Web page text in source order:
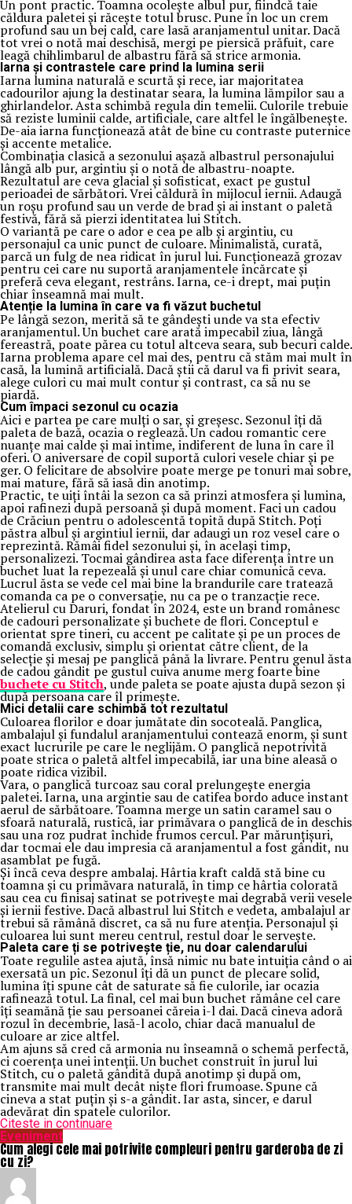
Un pont practic. Toamna ocolește albul pur, fiindcă taie
căldura paletei și răcește totul brusc. Pune în loc un crem
profund sau un bej cald, care lasă aranjamentul unitar. Dacă
tot vrei o notă mai deschisă, mergi pe piersică prăfuit, care
leagă chihlimbarul de albastru fără să strice armonia.
Iarna și contrastele care prind la lumina serii
Iarna lumina naturală e scurtă și rece, iar majoritatea
cadourilor ajung la destinatar seara, la lumina lămpilor sau a
ghirlandelor. Asta schimbă regula din temelii. Culorile trebuie
să reziste luminii calde, artificiale, care altfel le îngălbenește.
De-aia iarna funcționează atât de bine cu contraste puternice
și accente metalice.
Combinația clasică a sezonului așază albastrul personajului
lângă alb pur, argintiu și o notă de albastru-noapte.
Rezultatul are ceva glacial și sofisticat, exact pe gustul
perioadei de sărbători. Vrei căldură în mijlocul iernii. Adaugă
un roșu profund sau un verde de brad și ai instant o paletă
festivă, fără să pierzi identitatea lui Stitch.
O variantă pe care o ador e cea pe alb și argintiu, cu
personajul ca unic punct de culoare. Minimalistă, curată,
parcă un fulg de nea ridicat în jurul lui. Funcționează grozav
pentru cei care nu suportă aranjamentele încărcate și
preferă ceva elegant, restrâns. Iarna, ce-i drept, mai puțin
chiar înseamnă mai mult.
Atenție la lumina în care va fi văzut buchetul
Pe lângă sezon, merită să te gândești unde va sta efectiv
aranjamentul. Un buchet care arată impecabil ziua, lângă
fereastră, poate părea cu totul altceva seara, sub becuri calde.
Iarna problema apare cel mai des, pentru că stăm mai mult în
casă, la lumină artificială. Dacă știi că darul va fi privit seara,
alege culori cu mai mult contur și contrast, ca să nu se
piardă.
Cum împaci sezonul cu ocazia
Aici e partea pe care mulți o sar, și greșesc. Sezonul îți dă
paleta de bază, ocazia o reglează. Un cadou romantic cere
nuanțe mai calde și mai intime, indiferent de luna în care îl
oferi. O aniversare de copil suportă culori vesele chiar și pe
ger. O felicitare de absolvire poate merge pe tonuri mai sobre,
mai mature, fără să iasă din anotimp.
Practic, te uiți întâi la sezon ca să prinzi atmosfera și lumina,
apoi rafinezi după persoană și după moment. Faci un cadou
de Crăciun pentru o adolescentă topită după Stitch. Poți
păstra albul și argintiul iernii, dar adaugi un roz vesel care o
reprezintă. Rămâi fidel sezonului și, în același timp,
personalizezi. Tocmai gândirea asta face diferența între un
buchet luat la repezeală și unul care chiar comunică ceva.
Lucrul ăsta se vede cel mai bine la brandurile care tratează
comanda ca pe o conversație, nu ca pe o tranzacție rece.
Atelierul cu Daruri, fondat în 2024, este un brand românesc
de cadouri personalizate și buchete de flori. Conceptul e
orientat spre tineri, cu accent pe calitate și pe un proces de
comandă exclusiv, simplu și orientat către client, de la
selecție și mesaj pe panglică până la livrare. Pentru genul ăsta
de cadou gândit pe gustul cuiva anume merg foarte bine
buchete cu Stitch, unde paleta se poate ajusta după sezon și
după persoana care îl primește.
Mici detalii care schimbă tot rezultatul
Culoarea florilor e doar jumătate din socoteală. Panglica,
ambalajul și fundalul aranjamentului contează enorm, și sunt
exact lucrurile pe care le neglijăm. O panglică nepotrivită
poate strica o paletă altfel impecabilă, iar una bine aleasă o
poate ridica vizibil.
Vara, o panglică turcoaz sau coral prelungește energia
paletei. Iarna, una argintie sau de catifea bordo aduce instant
aerul de sărbătoare. Toamna merge un satin caramel sau o
sfoară naturală, rustică, iar primăvara o panglică de in deschis
sau una roz pudrat închide frumos cercul. Par mărunțișuri,
dar tocmai ele dau impresia că aranjamentul a fost gândit, nu
asamblat pe fugă.
Și încă ceva despre ambalaj. Hârtia kraft caldă stă bine cu
toamna și cu primăvara naturală, în timp ce hârtia colorată
sau cea cu finisaj satinat se potrivește mai degrabă verii vesele
și iernii festive. Dacă albastrul lui Stitch e vedeta, ambalajul ar
trebui să rămână discret, ca să nu fure atenția. Personajul și
culoarea lui sunt mereu centrul, restul doar le servește.
Paleta care ți se potrivește ție, nu doar calendarului
Toate regulile astea ajută, însă nimic nu bate intuiția când o ai
exersată un pic. Sezonul îți dă un punct de plecare solid,
lumina îți spune cât de saturate să fie culorile, iar ocazia
rafinează totul. La final, cel mai bun buchet rămâne cel care
îți seamănă ție sau persoanei căreia i-l dai. Dacă cineva adoră
rozul în decembrie, lasă-l acolo, chiar dacă manualul de
culoare ar zice altfel.
Am ajuns să cred că armonia nu înseamnă o schemă perfectă,
ci coerența unei intenții. Un buchet construit în jurul lui
Stitch, cu o paletă gândită după anotimp și după om,
transmite mai mult decât niște flori frumoase. Spune că
cineva a stat puțin și s-a gândit. Iar asta, sincer, e darul
adevărat din spatele culorilor.
Citeste in continuare
Eveniment
Cum alegi cele mai potrivite compleuri pentru garderoba de zi
cu zi?